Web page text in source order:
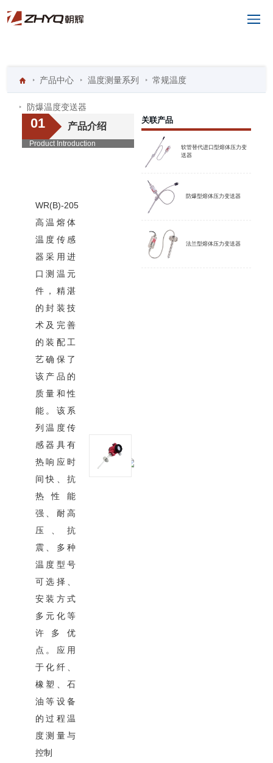
功能特点 参数与配件 资料下载
产品中心 温度测量系列 常规温度
防爆温度变送器
01 产品介绍
Product Introduction
WR(B)-205
高温熔体
温度传感
器采用进
口测温元
件，精湛
的封装技
术及完善
的装配工
艺确保了
该产品的
质量和性
能。该系
列温度传
感器具有
热响应时
间快、抗
热性能
强、耐高
压、抗
震、多种
温度型号
可选择、
安装方式
多元化等
许多优
点。应用
于化纤、
橡塑、石
油等设备
的过程温
度测量与
控制
关联产品
软管替代进口型熔体压力变
送器
防爆型熔体压力变送器
法兰型熔体压力变送器